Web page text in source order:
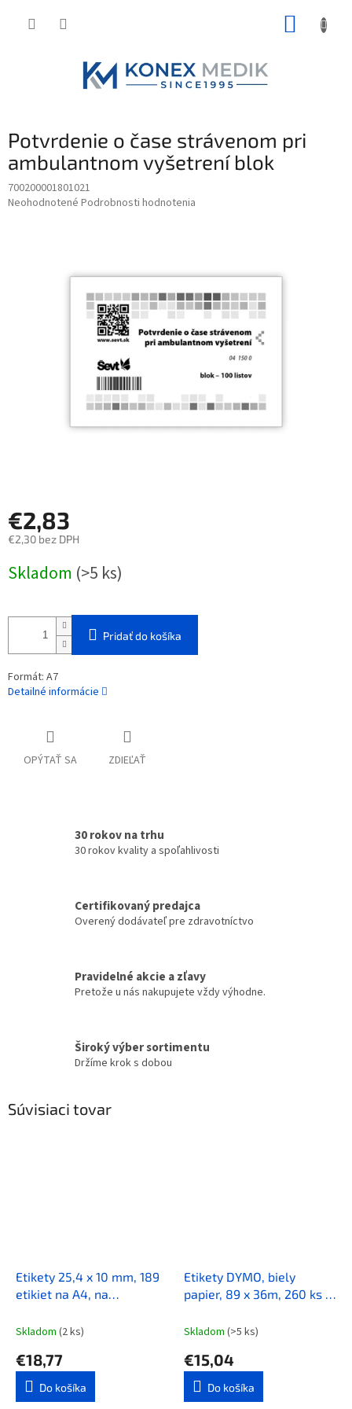
Potvrdenie o čase strávenom pri
ambulantnom vyšetrení blok
700200001801021
Priemerné
Neohodnotené Podrobnosti hodnotenia
€2,83
€2,30 bez DPH
cena:
Skladom (>5 ks)
Pridať do košíka
Formát: A7
Detailné informácie
OPÝTAŤ SA ZDIEĽAŤ
30 rokov na trhu
30 rokov kvality a spoľahlivosti
Certifikovaný predajca
Overený dodávateľ pre zdravotníctvo
Pravidelné akcie a zľavy
Pretože u nás nakupujete vždy výhodne.
Široký výber sortimentu
Držíme krok s dobou
Súvisiaci tovar
Etikety 25,4 x 10 mm, 189
etikiet na A4, na
100listov
Skladom (2 ks)
€18,77
Do košíka
Etikety DYMO, biely
papier, 89 x 36m, 260 ks v
Skladom (>5 ks)
€15,04
Do košíka